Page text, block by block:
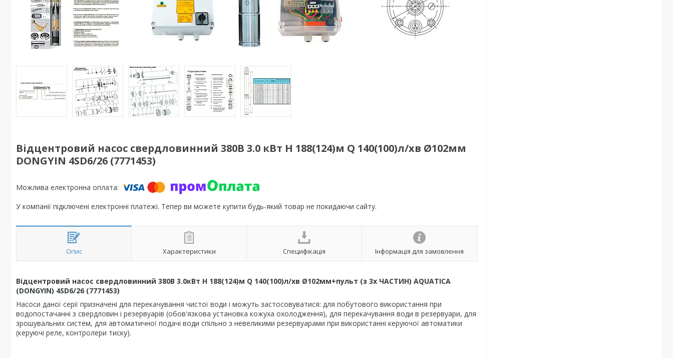
Відцентровий насос свердловинний 380В 3.0 кВт H 188(124)м Q 140(100)л/хв Ø102мм
DONGYIN 4SD6/26 (7771453)
У компанії підключені електронні платежі. Тепер ви можете купити будь-який товар не покидаючи сайту.
Опис Характеристики Специфікація Інформація для замовлення
Відцентровий насос свердловинний 380В 3.0кВт H 188(124)м Q 140(100)л/хв Ø102мм+пульт (з 3х ЧАСТИН) AQUATICA
(DONGYIN) 4SD6/26 (7771453)
Насоси даної серії призначені для перекачування чистої води і можуть застосовуватися: для побутового використання при
водопостачанні з свердловин і резервуарів (обов'язкова установка кожуха охолодження), для перекачування води в резервуари, для
зрошувальних систем, для автоматичної подачі води спільно з невеликими резервуарами при використанні керуючої автоматики
(керуючі реле, контролери тиску).